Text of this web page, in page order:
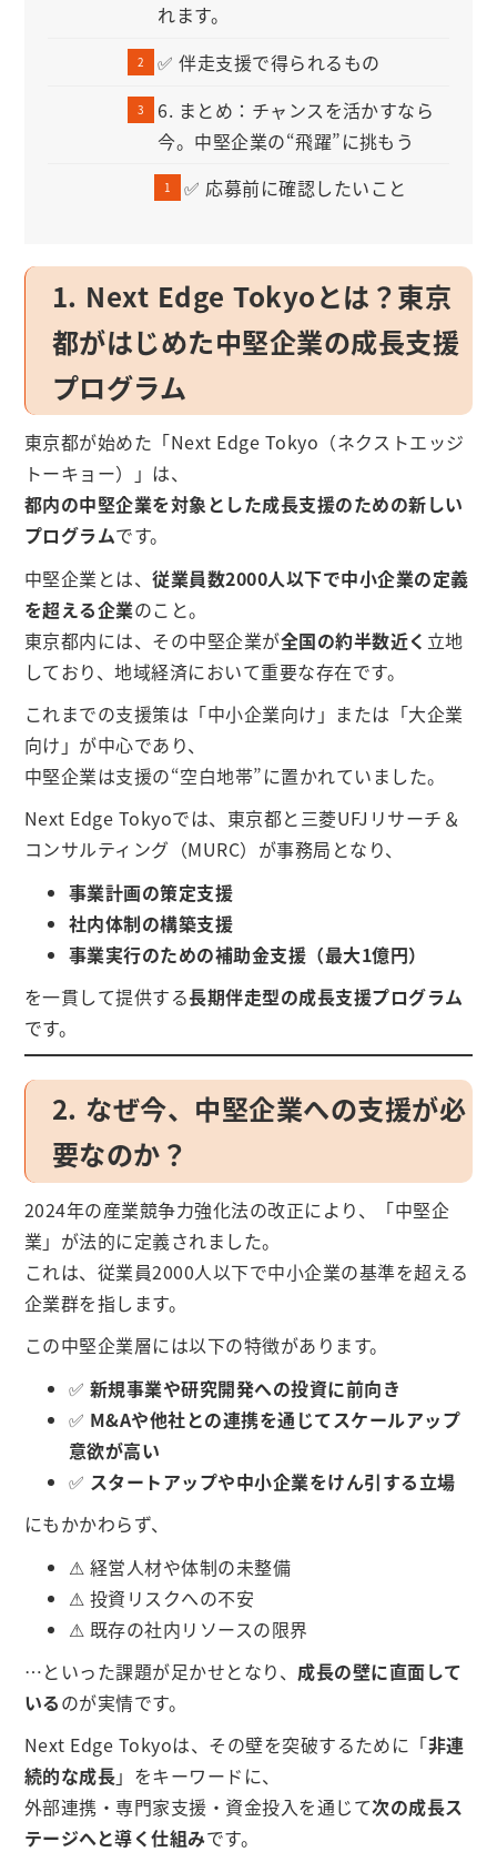
れます。
✅ 伴走支援で得られるもの
6. まとめ：チャンスを活かすなら
今。中堅企業の“飛躍”に挑もう
✅ 応募前に確認したいこと
1. Next Edge Tokyoとは？東京
都がはじめた中堅企業の成長支援
プログラム
東京都が始めた「Next Edge Tokyo（ネクストエッジ
トーキョー）」は、
都内の中堅企業を対象とした成長支援のための新しい
プログラムです。
中堅企業とは、従業員数2000人以下で中小企業の定義
を超える企業のこと。
東京都内には、その中堅企業が全国の約半数近く 立地
しており、地域経済において重要な存在です。
これまでの支援策は「中小企業向け」または「大企業
向け」が中心であり、
中堅企業は支援の“空白地帯”に置かれていました。
Next Edge Tokyoでは、東京都と三菱UFJリサーチ＆
コンサルティング（MURC）が事務局となり、
事業計画の策定支援
社内体制の構築支援
事業実行のための補助金支援（最大1億円）
を一貫して提供する長期伴走型の成長支援プログラム
です。
2. なぜ今、中堅企業への支援が必
要なのか？
2024年の産業競争力強化法の改正により、「中堅企
業」が法的に定義されました。
これは、従業員2000人以下で中小企業の基準を超える
企業群を指します。
この中堅企業層には以下の特徴があります。
✅ 新規事業や研究開発への投資に前向き
✅ M&Aや他社との連携を通じてスケールアップ
意欲が高い
✅ スタートアップや中小企業をけん引する立場
にもかかわらず、
⚠ 経営人材や体制の未整備
⚠ 投資リスクへの不安
⚠ 既存の社内リソースの限界
…といった課題が足かせとなり、 成長の壁に直面して
いるのが実情です。
Next Edge Tokyoは、その壁を突破するために「非連
続的な成長」をキーワードに、
外部連携・専門家支援・資金投入を通じて次の成長ス
テージへと導く仕組みです。